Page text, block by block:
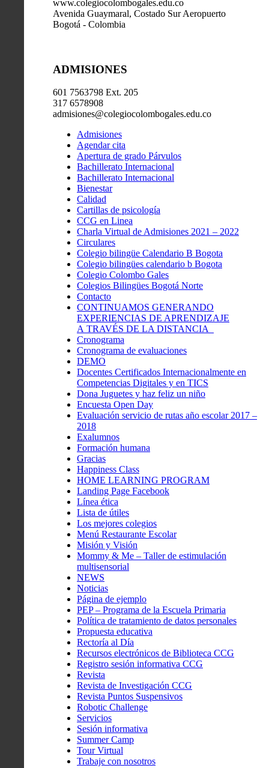
www.colegiocolombogales.edu.co
Avenida Guaymaral, Costado Sur Aeropuerto
Bogotá - Colombia
ADMISIONES
601 7563798 Ext. 205
317 6578908
admisiones@colegiocolombogales.edu.co
Admisiones
Agendar cita
Apertura de grado Párvulos
Bachillerato Internacional
Bachillerato Internacional
Bienestar
Calidad
Cartillas de psicología
CCG en Linea
Charla Virtual de Admisiones 2021 – 2022
Circulares
Colegio bilingüe Calendario B Bogota
Colegio bilingües calendario b Bogota
Colegio Colombo Gales
Colegios Bilingües Bogotá Norte
Contacto
CONTINUAMOS GENERANDO
EXPERIENCIAS DE APRENDIZAJE
A TRAVÉS DE LA DISTANCIA
Cronograma
Cronograma de evaluaciones
DEMO
Docentes Certificados Internacionalmente en
Competencias Digitales y en TICS
Dona Juguetes y haz feliz un niño
Encuesta Open Day
Evaluación servicio de rutas año escolar 2017 –
2018
Exalumnos
Formación humana
Gracias
Happiness Class
HOME LEARNING PROGRAM
Landing Page Facebook
Línea ética
Lista de útiles
Los mejores colegios
Menú Restaurante Escolar
Misión y Visión
Mommy & Me – Taller de estimulación
multisensorial
NEWS
Noticias
Página de ejemplo
PEP – Programa de la Escuela Primaria
Política de tratamiento de datos personales
Propuesta educativa
Rectoría al Día
Recursos electrónicos de Biblioteca CCG
Registro sesión informativa CCG
Revista
Revista de Investigación CCG
Revista Puntos Suspensivos
Robotic Challenge
Servicios
Sesión informativa
Summer Camp
Tour Virtual
Trabaje con nosotros